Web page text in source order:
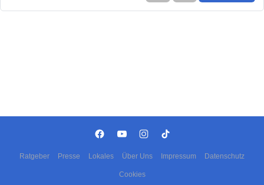
Ratgeber Presse Lokales Über Uns Impressum Datenschutz
Cookies